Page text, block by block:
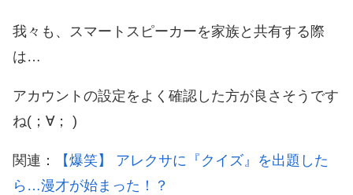
我々も、スマートスピーカーを家族と共有する際
は…
アカウントの設定をよく確認した方が良さそうです
ね(；∀； )
関連：
【爆笑】 アレクサに『クイズ』を出題した
ら…漫才が始まった！？